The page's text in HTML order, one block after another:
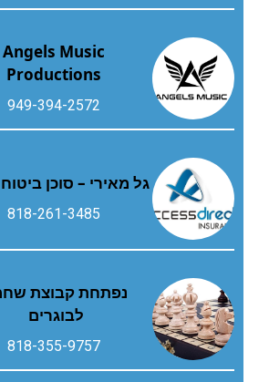
Angels Music
Productions
949-394-2572
גל מאירי – סוכן
818-261-3485
נפתחת קבוצת
לבוגרים
818-355-9757